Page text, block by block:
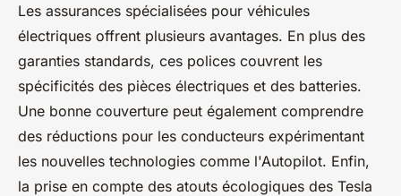
Les assurances spécialisées pour véhicules
électriques offrent plusieurs avantages. En plus des
garanties standards, ces polices couvrent les
spécificités des pièces électriques et des batteries.
Une bonne couverture peut également comprendre
des réductions pour les conducteurs expérimentant
les nouvelles technologies comme l'Autopilot. Enfin,
la prise en compte des atouts écologiques des Tesla